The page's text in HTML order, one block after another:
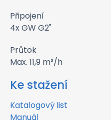
Připojení
4x GW G2"
Průtok
Max. 11,9 m³/h
Ke stažení
Katalogový list
Manuál